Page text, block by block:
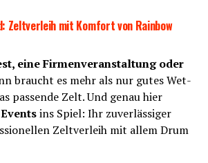
Zelt­ver­leih mit Kom­fort von Rain­bow
eine Fir­men­ver­an­stal­tung oder
braucht es mehr als nur gutes Wet­
pas­sen­de Zelt. Und genau hier
ins Spiel: Ihr zuver­läs­si­ger
Zelt­ver­leih mit allem Drum